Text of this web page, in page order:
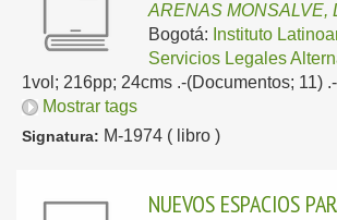
ARENAS MONSALVE,
Bogotá: Instituto
Servicios Legales
1vol; 216pp; 24cms .-(Documentos; 11) .-
Mostrar tags
Signatura: M-1974 ( libro )
NUEVOS ESPACIOS